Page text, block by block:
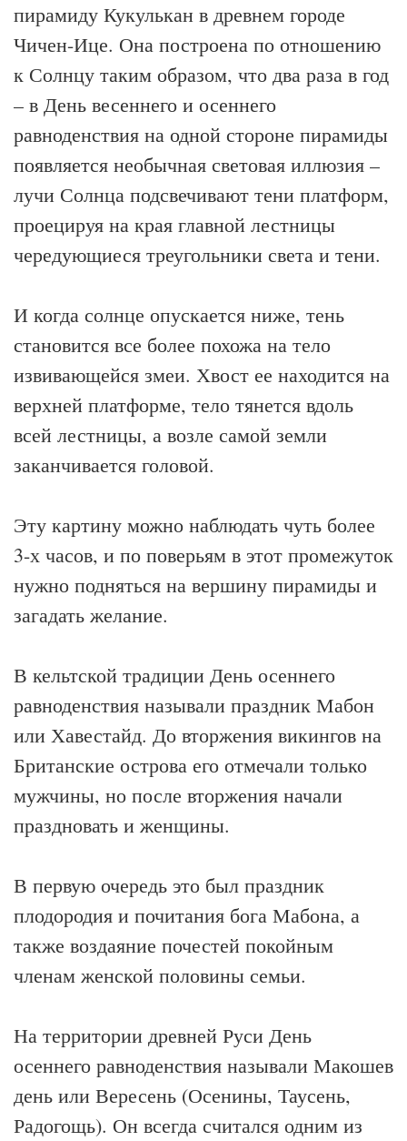
пирамиду Кукулькан в древнем городе
Чичен-Ице. Она построена по отношению
к Солнцу таким образом, что два раза в год
– в День весеннего и осеннего
равноденствия на одной стороне пирамиды
появляется необычная световая иллюзия –
лучи Солнца подсвечивают тени платформ,
проецируя на края главной лестницы
чередующиеся треугольники света и тени.
И когда солнце опускается ниже, тень
становится все более похожа на тело
извивающейся змеи. Хвост ее находится на
верхней платформе, тело тянется вдоль
всей лестницы, а возле самой земли
заканчивается головой.
Эту картину можно наблюдать чуть более
3-х часов, и по поверьям в этот промежуток
нужно подняться на вершину пирамиды и
загадать желание.
В кельтской традиции День осеннего
равноденствия называли праздник Мабон
или Хавестайд. До вторжения викингов на
Британские острова его отмечали только
мужчины, но после вторжения начали
праздновать и женщины.
В первую очередь это был праздник
плодородия и почитания бога Мабона, а
также воздаяние почестей покойным
членам женской половины семьи.
На территории древней Руси День
осеннего равноденствия называли Макошев
день или Вересень (Осенины, Таусень,
Радогощь). Он всегда считался одним из